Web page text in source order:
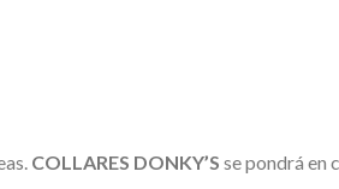
COLLARES DONKY’S se pondrá en